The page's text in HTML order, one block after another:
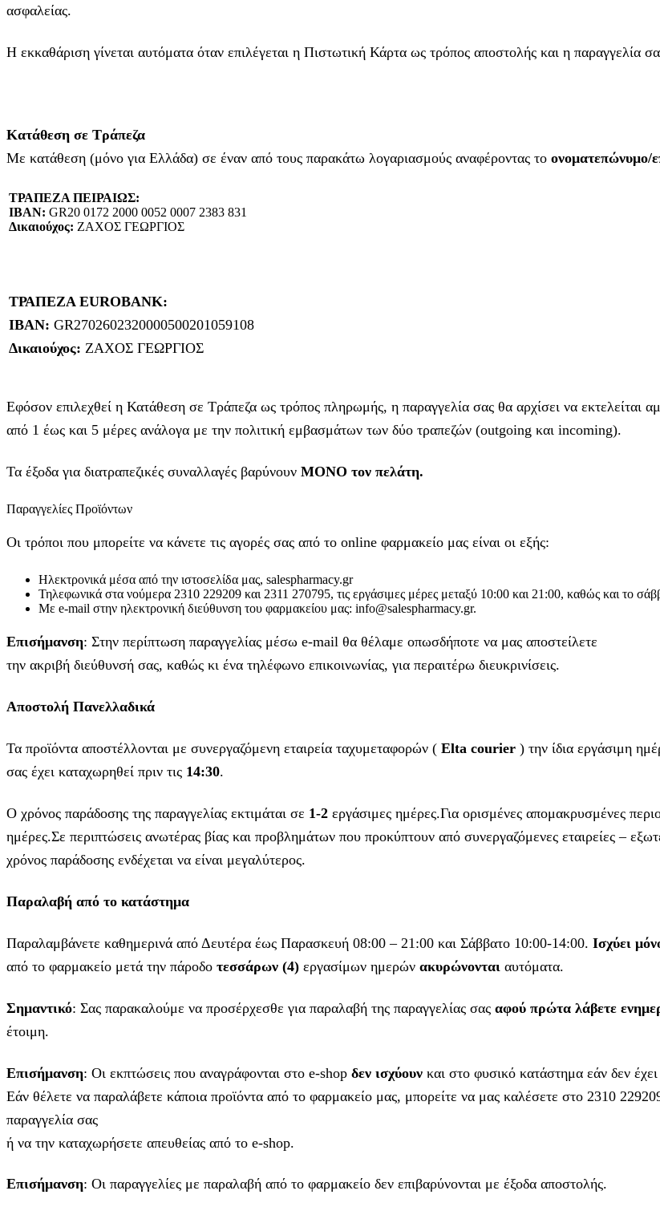
ασφαλείας.
Η εκκαθάριση γίνεται αυτόματα όταν επιλέγεται η Πιστωτική Κάρτα ως τρόπος αποστολής και η παραγγελία
Κατάθεση σε Τράπεζα
Με κατάθεση (μόνο για Ελλάδα) σε έναν από τους παρακάτω λογαριασμούς αναφέροντας το ονοματεπώνυμο/
ΤΡΑΠΕΖΑ ΠΕΙΡΑΙΩΣ:
IBAN: GR20 0172 2000 0052 0007 2383 831
Δικαιούχος: ΖΑΧΟΣ ΓΕΩΡΓΙΟΣ
ΤΡΑΠΕΖΑ EUROBANK:
IBAN: GR2702602320000500201059108
Δικαιούχος: ΖΑΧΟΣ ΓΕΩΡΓΙΟΣ
Εφόσον επιλεχθεί η Κατάθεση σε Τράπεζα ως τρόπος πληρωμής, η παραγγελία σας θα αρχίσει να εκτελείται
από 1 έως και 5 μέρες ανάλογα με την πολιτική εμβασμάτων των δύο τραπεζών (outgoing και incoming).
Τα έξοδα για διατραπεζικές συναλλαγές βαρύνουν MONO τον πελάτη.
Παραγγελίες Προϊόντων
Οι τρόποι που μπορείτε να κάνετε τις αγορές σας από το online φαρμακείο μας είναι οι εξής:
Ηλεκτρονικά μέσα από την ιστοσελίδα μας, salespharmacy.gr
Τηλεφωνικά στα νούμερα 2310 229209 και 2311 270795, τις εργάσιμες μέρες μεταξύ 10:00 και 21:00, καθώς και το
Με e-mail στην ηλεκτρονική διεύθυνση του φαρμακείου μας: info@salespharmacy.gr.
Επισήμανση: Στην περίπτωση παραγγελίας μέσω e-mail θα θέλαμε οπωσδήποτε να μας αποστείλετε
την ακριβή διεύθυνσή σας, καθώς κι ένα τηλέφωνο επικοινωνίας, για περαιτέρω διευκρινίσεις.
Αποστολή Πανελλαδικά
Τα προϊόντα αποστέλλονται με συνεργαζόμενη εταιρεία ταχυμεταφορών ( Elta courier ) την ίδια εργάσιμη
σας έχει καταχωρηθεί πριν τις 14:30.
Ο χρόνος παράδοσης της παραγγελίας εκτιμάται σε 1-2 εργάσιμες ημέρες.Για ορισμένες απομακρυσμένες
ημέρες.Σε περιπτώσεις ανωτέρας βίας και προβλημάτων που προκύπτουν από συνεργαζόμενες εταιρείες –
χρόνος παράδοσης ενδέχεται να είναι μεγαλύτερος.
Παραλαβή από το κατάστημα
Παραλαμβάνετε καθημερινά από Δευτέρα έως Παρασκευή 08:00 – 21:00 και Σάββατο 10:00-14:00. Ισχύει
από το φαρμακείο μετά την πάροδο τεσσάρων (4) εργασίμων ημερών ακυρώνονται αυτόματα.
Σημαντικό: Σας παρακαλούμε να προσέρχεσθε για παραλαβή της παραγγελίας σας αφού πρώτα λάβετε
έτοιμη.
Επισήμανση: Οι εκπτώσεις που αναγράφονται στο e-shop δεν ισχύουν και στο φυσικό κατάστημα εάν δεν
Εάν θέλετε να παραλάβετε κάποια προϊόντα από το φαρμακείο μας, μπορείτε να μας καλέσετε στο 2310
παραγγελία σας
ή να την καταχωρήσετε απευθείας από το e-shop.
Επισήμανση: Οι παραγγελίες με παραλαβή από το φαρμακείο δεν επιβαρύνονται με έξοδα αποστολής.